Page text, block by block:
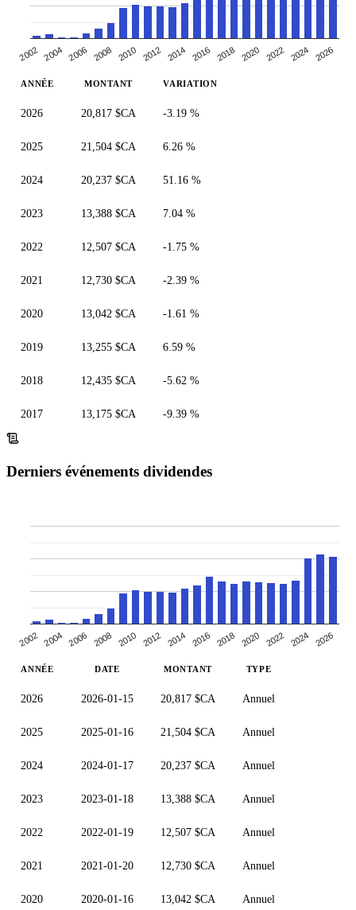
2002 2004 2006 2008 2010 2012 2014 2016 2018 2020 2022 2024 2026
ANNÉE MONTANT VARIATION
2026 20,817 $CA -3.19 %
2025 21,504 $CA 6.26 %
2024 20,237 $CA 51.16 %
2023 13,388 $CA 7.04 %
2022 12,507 $CA -1.75 %
2021 12,730 $CA -2.39 %
2020 13,042 $CA -1.61 %
2019 13,255 $CA 6.59 %
2018 12,435 $CA -5.62 %
2017 13,175 $CA -9.39 %
Derniers événements dividendes
2002 2004 2006 2008 2010 2012 2014 2016 2018 2020 2022 2024 2026
ANNÉE DATE MONTANT TYPE
2026 2026-01-15 20,817 $CA Annuel
2025 2025-01-16 21,504 $CA Annuel
2024 2024-01-17 20,237 $CA Annuel
2023 2023-01-18 13,388 $CA Annuel
2022 2022-01-19 12,507 $CA Annuel
2021 2021-01-20 12,730 $CA Annuel
2020 2020-01-16 13,042 $CA Annuel